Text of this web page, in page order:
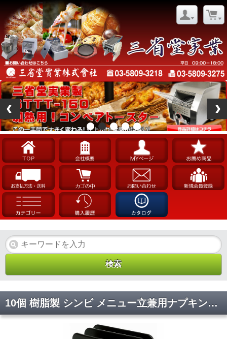
10個 樹脂製 シンビ メニュー立兼用ナプキンスタンド SHO-148-S 黒